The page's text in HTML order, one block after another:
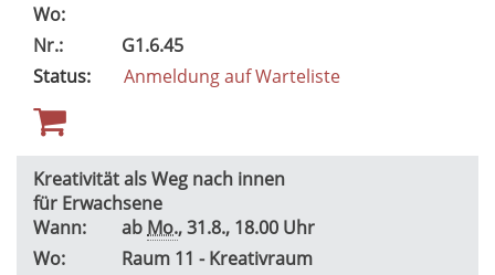
Wo:
Nr.:
G1.6.45
Status:
Anmeldung auf Warteliste
Kreativität als Weg nach innen
für Erwachsene
Wann:
ab Mo., 31.8., 18.00 Uhr
Wo:
Raum 11 - Kreativraum